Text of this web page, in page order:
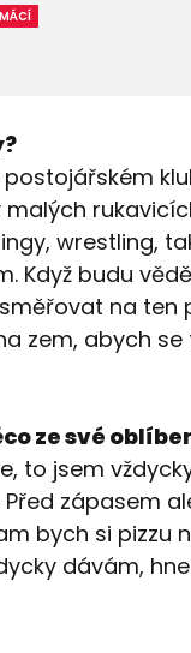
wrestling,
Když budu
na ten
zem, abych
ze své
to jsem
zápasem
bych si pizzu
dávám,